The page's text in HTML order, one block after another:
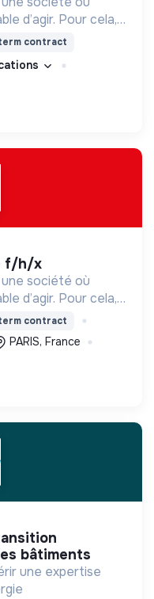
d’agir. Pour cela,
des lieux
contract
f/h/x
société où
d’agir. Pour cela,
des lieux
à tous.
contract
PARIS, France
bâtiments
une expertise